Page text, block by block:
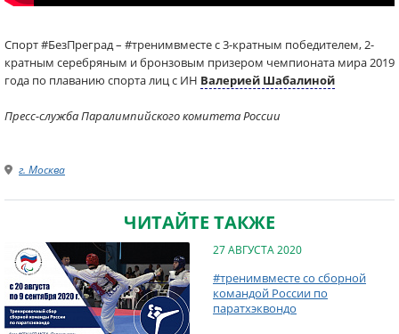
Спорт #БезПреград – #тренимвместе с 3-кратным победителем, 2-
кратным серебряным и бронзовым призером чемпионата мира 2019
года по плаванию спорта лиц с ИН Валерией Шабалиной
Пресс-служба Паралимпийского комитета России
г. Москва
ЧИТАЙТЕ ТАКЖЕ
27 АВГУСТА 2020
#тренимвместе со сборной
командой России по
паратхэквондо